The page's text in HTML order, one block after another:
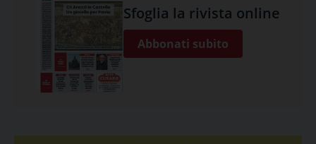
Sfoglia la rivista online
Abbonati subito